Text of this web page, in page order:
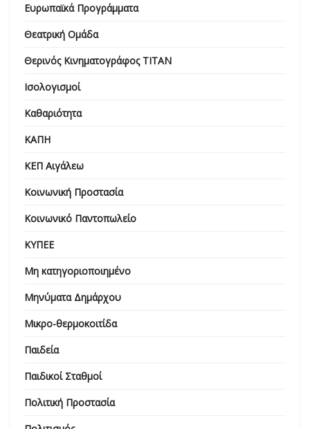
Ευρωπαϊκά Προγράμματα
Θεατρική Ομάδα
Θερινός Κινηματογράφος ΤΙΤΑΝ
Ισολογισμοί
Καθαριότητα
ΚΑΠΗ
ΚΕΠ Αιγάλεω
Κοινωνική Προστασία
Κοινωνικό Παντοπωλείο
ΚΥΠΕΕ
Μη κατηγοριοποιημένο
Μηνύματα Δημάρχου
Μικρο-θερμοκοιτίδα
Παιδεία
Παιδικοί Σταθμοί
Πολιτική Προστασία